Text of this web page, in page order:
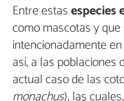
Entre estasespecies
como mascotas y
intencionadamente
así, a las poblaciones
actual caso de las